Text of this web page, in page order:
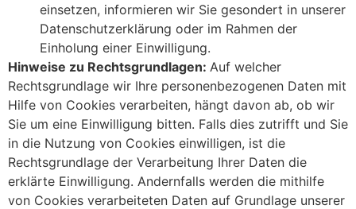
einsetzen, informieren wir Sie gesondert in unserer
Datenschutzerklärung oder im Rahmen der
Einholung einer Einwilligung.
Hinweise zu Rechtsgrundlagen: Auf welcher
Rechtsgrundlage wir Ihre personenbezogenen Daten mit
Hilfe von Cookies verarbeiten, hängt davon ab, ob wir
Sie um eine Einwilligung bitten. Falls dies zutrifft und Sie
in die Nutzung von Cookies einwilligen, ist die
Rechtsgrundlage der Verarbeitung Ihrer Daten die
erklärte Einwilligung. Andernfalls werden die mithilfe
von Cookies verarbeiteten Daten auf Grundlage unserer